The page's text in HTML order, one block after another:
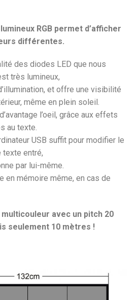
RGB permet d’afficher
différentes.
des diodes LED que nous
très lumineux,
et offre une visibilité
même en plein soleil.
l’oeil, grâce aux effets
au texte.
USB suffit pour modifier le
texte entré,
par lui-même.
en mémoire même, en cas de
avec un pitch 20
seulement 10 mètres !